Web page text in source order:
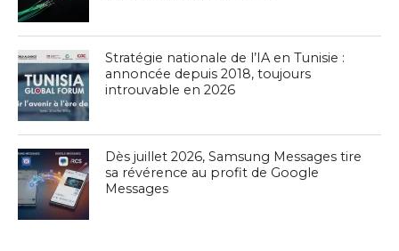
Stratégie nationale de l’IA en Tunisie :
annoncée depuis 2018, toujours
introuvable en 2026
Dès juillet 2026, Samsung Messages tire
sa révérence au profit de Google
Messages